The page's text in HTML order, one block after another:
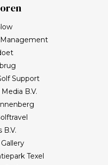
Support
B.V.
B.V.
Texel